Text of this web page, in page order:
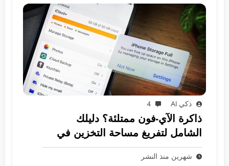
ذكي AI 4
ذاكرة الآي-فون ممتلئة؟ دليلك
الشامل لتفريغ مساحة التخزين في
نظام iOS
شهرين منذ النشر